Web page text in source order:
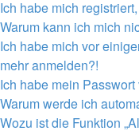
Ich habe mich
Warum kann ich mich
Ich habe mich vor
mehr anmelden?!
Ich habe mein
Warum werde ich
Wozu ist die Funktion